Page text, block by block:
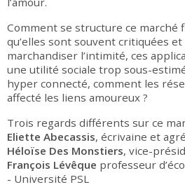
Comment se structure ce marché
qu’elles sont souvent critiquées et
marchandiser l’intimité, ces
une utilité sociale trop sous-
hyper connecté, comment les
affecté les liens amoureux ?
Trois regards différents sur ce
Eliette Abecassis, écrivaine et
Héloïse Des Monstiers, vice-
François Lévêque professeur
- Université PSL